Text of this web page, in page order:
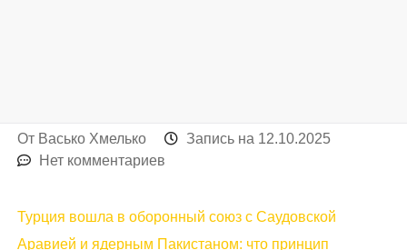
От Васько Хмелько Запись на 12.10.2025
Нет комментариев
Турция вошла в оборонный союз с Саудовской
Аравией и ядерным Пакистаном: что принцип